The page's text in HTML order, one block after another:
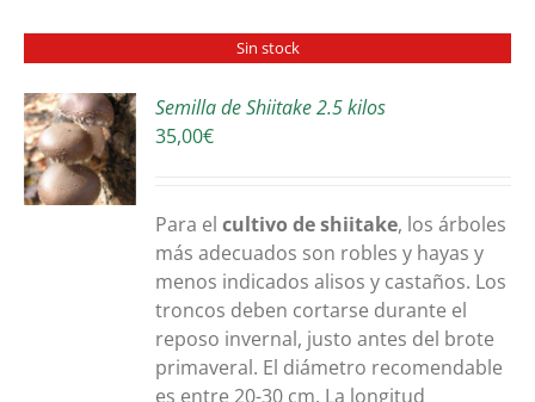
Sin stock
Semilla de Shiitake 2.5 kilos
35,00€
Para elcultivo de shiitake, los árboles
más adecuados son robles y hayas y
menos indicados alisos y castaños. Los
troncos deben cortarse durante el
reposo invernal, justo antes del brote
primaveral. El diámetro recomendable
es entre 20-30 cm. La longitud